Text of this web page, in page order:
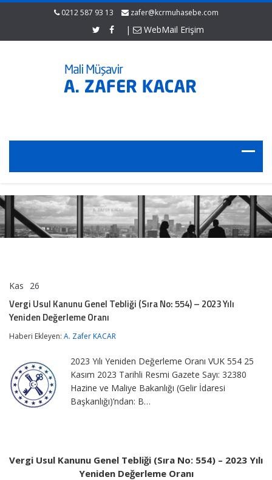
0212 587 93 13 zafer@kcrmuhasebe.com
| WebMail Erişim
Kas 26
Kanunu
Genel
(Sıra
2023
Yılı
Yeniden
Değerleme
Vergi Usul Kanunu Genel Tebliği (Sıra No: 554) – 2023 Yılı
Yeniden Değerleme Oranı
Haberi Ekleyen: A. Zafer KACAR
2023 Yılı Yeniden Değerleme Oranı VUK 554 25
Kasım 2023 Tarihli Resmi Gazete Sayı: 32380
Hazine ve Maliye Bakanlığı (Gelir İdaresi
Başkanlığı)’ndan: B…
Vergi Usul Kanunu Genel Tebliği (Sıra No: 554) – 2023 Yılı
Yeniden Değerleme Oranı